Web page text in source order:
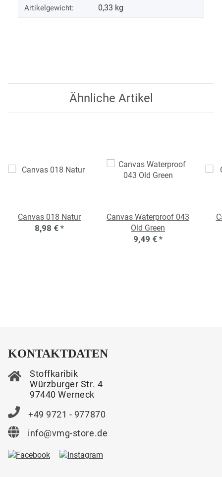
Artikelgewicht: 0,33 kg
Ähnliche Artikel
Canvas 018 Natur
8,98 € *
Canvas Waterproof 043
Old Green
9,49 € *
KONTAKTDATEN
Stoffkaribik
Würzburger Str. 4
97440 Werneck
+49 9721 - 977870
info@vmg-store.de